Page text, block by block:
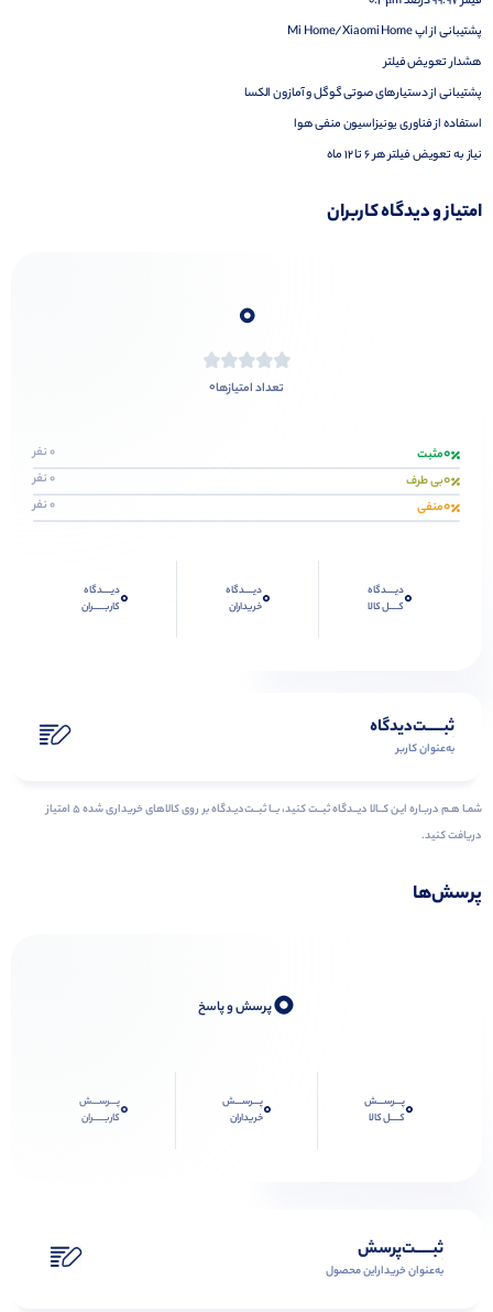
پشتیبانی از اپ Mi Home/Xiaomi Home
هشدار تعویض فیلتر
پشتیبانی از دستیارهای صوتی گوگل و آمازون الکسا
استفاده از فناوری یونیزاسیون منفی هوا
نیاز به تعویض فیلتر هر 6 تا 12 ماه
امتیاز و دیدگاه کاربران
0
تعداد امتیازها0
0مثبت 0 نفر
0بی طرف 0 نفر
0منفی 0 نفر
0دیــــدگاه
کــــل کالا
0دیــــدگاه
خریداران
0دیــــدگاه
کاربـــــران
ثبـــــت‌دیدگاه
به‌عنوان کاربر
شمـا هـم دربـاره ایـن کــالا دیــدگاه ثبــت کنید، بــا ثبــت‌دیـدگاه بر روی کالاهای خریداری شده ۵ امتیاز
دریافت کنید.
پرسش‌ها
0پرسش و پاسخ
0پـــرســـش
کــــل کالا
0پـــرســـش
خریداران
0پـــرســـش
کاربـــــران
ثبـــــت‌پرسش
به‌عنوان ‌خریدار‌این‌ محصول